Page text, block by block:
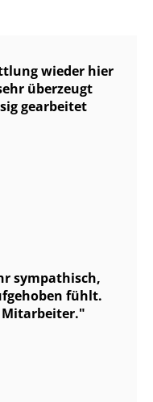
wieder hier
überzeugt
gearbeitet
sympathisch,
fühlt.
Mitarbeiter.